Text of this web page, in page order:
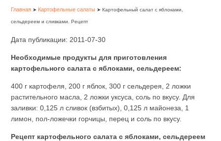
Главная ➤ Картофельные салаты ➤ Картофельный салат с яблоками,
сельдереем и сливками. Рецепт
Дата публикации: 2011-07-30
Необходимые продукты для приготовления
картофельного салата с яблоками, сельдереем:
400 г картофеля, 200 г яблок, 300 г сельдерея, 2 ложки
растительного масла, 2 ложки уксуса, соль по вкусу. Для
заливки: 0,125 л сливок (взбитых), 0,125 л майонеза, 1
лимон, пол-ложечки горчицы, перец и соль по вкусу.
Рецепт картофельного салата с яблоками, сельдереем